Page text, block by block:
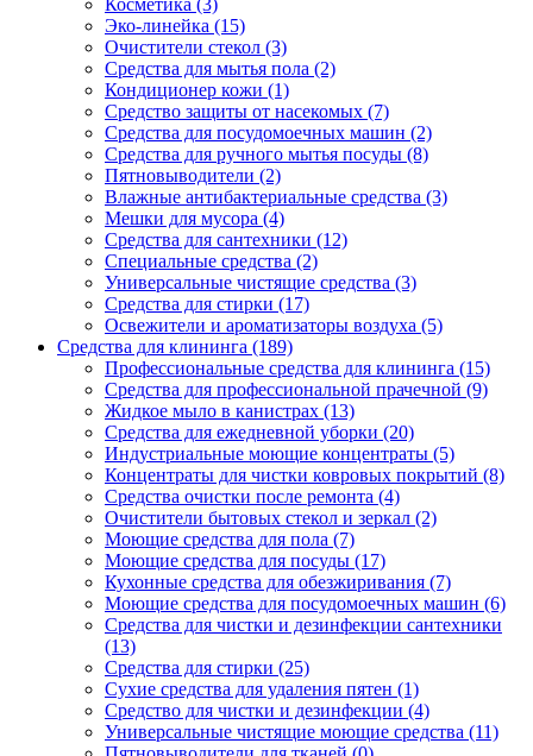
Эко-линейка (15)
Очистители стекол (3)
Средства для мытья пола (2)
Кондиционер кожи (1)
Средство защиты от насекомых (7)
Средства для посудомоечных машин (2)
Средства для ручного мытья посуды (8)
Пятновыводители (2)
Влажные антибактериальные средства (3)
Мешки для мусора (4)
Средства для сантехники (12)
Специальные средства (2)
Универсальные чистящие средства (3)
Средства для стирки (17)
Освежители и ароматизаторы воздуха (5)
Средства для клининга (189)
Профессиональные средства для клининга (15)
Средства для профессиональной прачечной (9)
Жидкое мыло в канистрах (13)
Средства для ежедневной уборки (20)
Индустриальные моющие концентраты (5)
Концентраты для чистки ковровых покрытий (8)
Средства очистки после ремонта (4)
Очистители бытовых стекол и зеркал (2)
Моющие средства для пола (7)
Моющие средства для посуды (17)
Кухонные средства для обезжиривания (7)
Моющие средства для посудомоечных машин (6)
Средства для чистки и дезинфекции сантехники
(13)
Средства для стирки (25)
Сухие средства для удаления пятен (1)
Средство для чистки и дезинфекции (4)
Универсальные чистящие моющие средства (11)